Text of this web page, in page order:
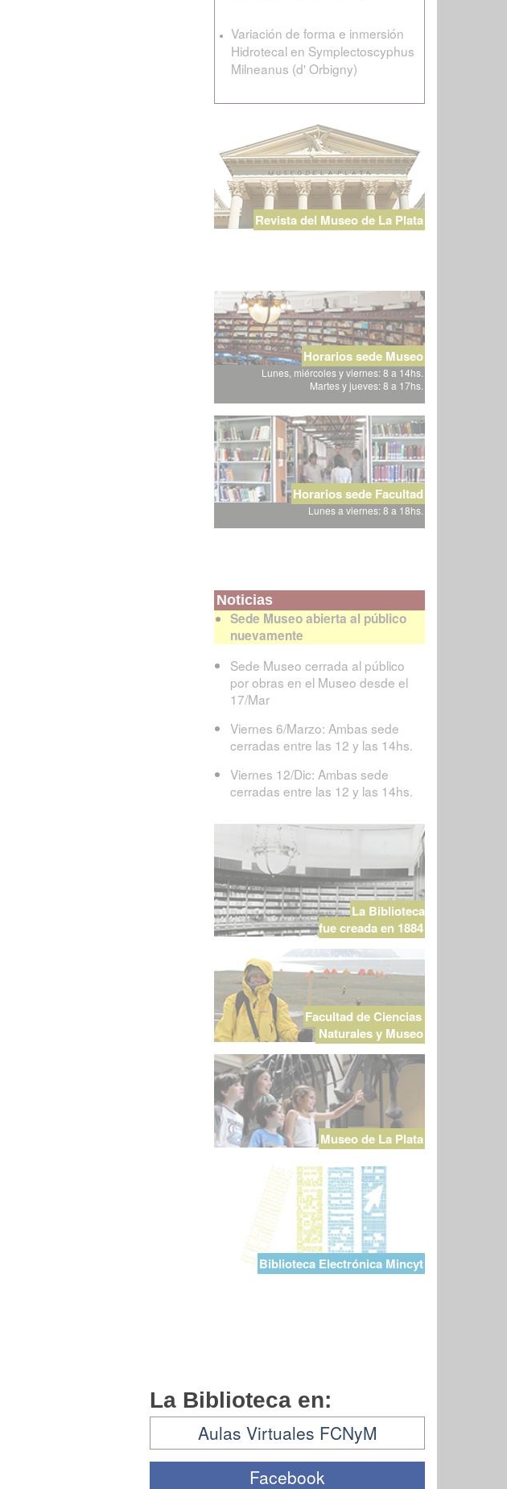
Variación de forma e inmersión
Hidrotecal en Symplectoscyphus
Milneanus (d' Orbigny)
Revista del Museo de La Plata
Horarios sede Museo
Lunes, miércoles y viernes: 8 a 14hs.
Martes y jueves: 8 a 17hs.
Horarios sede Facultad
Lunes a viernes: 8 a 18hs.
Noticias
Sede Museo abierta al público
nuevamente
Sede Museo cerrada al público
por obras en el Museo desde el
17/Mar
Viernes 6/Marzo: Ambas sede
cerradas entre las 12 y las 14hs.
Viernes 12/Dic: Ambas sede
cerradas entre las 12 y las 14hs.
La Biblioteca
fue creada en 1884
Facultad de Ciencias
Naturales y Museo
Museo de La Plata
Biblioteca Electrónica Mincyt
La Biblioteca en:
Aulas Virtuales FCNyM
Facebook